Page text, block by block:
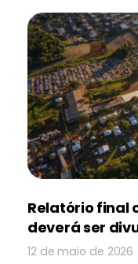
Relatório final
deverá ser
12 de maio de 2026